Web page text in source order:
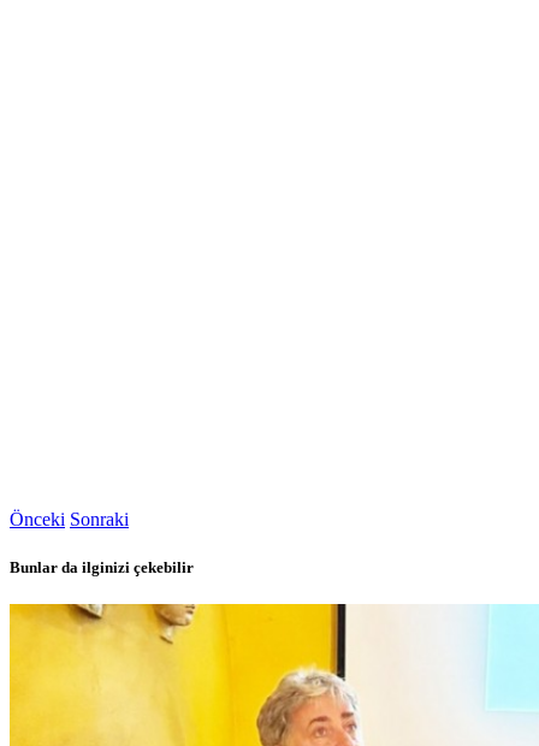
Önceki Sonraki
Bunlar da ilginizi çekebilir